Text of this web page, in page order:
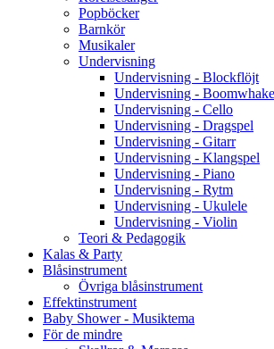
Popböcker
Barnkör
Musikaler
Undervisning
Undervisning - Blockflöjt
Undervisning -
Undervisning - Cello
Undervisning - Dragspel
Undervisning - Gitarr
Undervisning - Klangspel
Undervisning - Piano
Undervisning - Rytm
Undervisning - Ukulele
Undervisning - Violin
Teori & Pedagogik
Kalas & Party
Blåsinstrument
Övriga blåsinstrument
Effektinstrument
Baby Shower - Musiktema
För de mindre